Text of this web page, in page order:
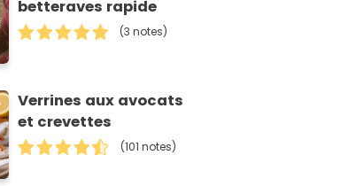
betteraves rapide
(3 notes)
Verrines aux avocats
et crevettes
(101 notes)